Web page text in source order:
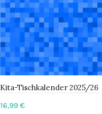
Kita-Tischkalender 2025/26
16,99 €